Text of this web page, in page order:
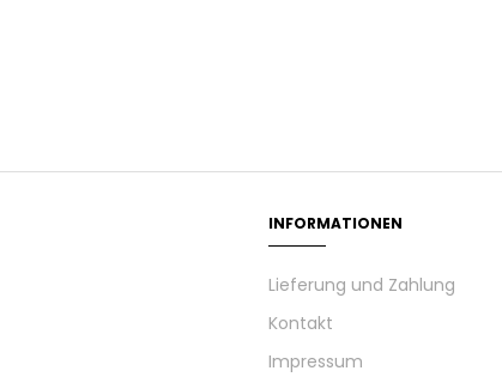
INFORMATIONEN
Lieferung und Zahlung
Kontakt
Impressum